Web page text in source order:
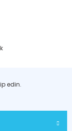
edin.